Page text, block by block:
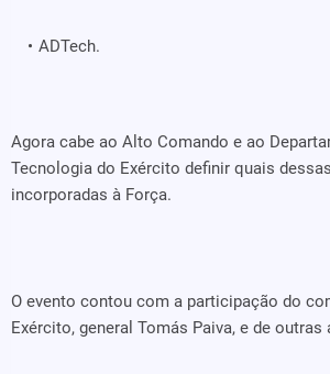
ADTech.
Agora cabe ao Alto Comando e ao
Tecnologia do Exército definir quais
incorporadas à Força.
O evento contou com a participação do
Exército, general Tomás Paiva, e de outras